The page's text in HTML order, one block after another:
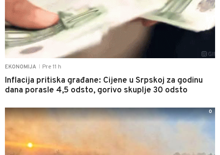
EKONOMIJA Pre 11 h
Inflacija pritiska građane: Cijene u Srpskoj za godinu
dana porasle 4,5 odsto, gorivo skuplje 30 odsto
0